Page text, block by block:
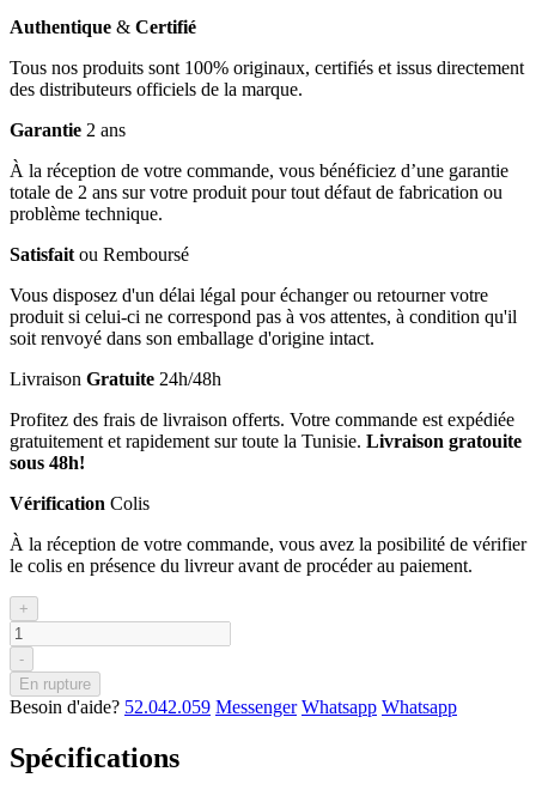
Authentique & Certifié
Tous nos produits sont 100% originaux, certifiés et issus directement
des distributeurs officiels de la marque.
Garantie 2 ans
À la réception de votre commande, vous bénéficiez d’une garantie
totale de 2 ans sur votre produit pour tout défaut de fabrication ou
problème technique.
Satisfait ou Remboursé
Vous disposez d'un délai légal pour échanger ou retourner votre
produit si celui-ci ne correspond pas à vos attentes, à condition qu'il
soit renvoyé dans son emballage d'origine intact.
Livraison Gratuite 24h/48h
Profitez des frais de livraison offerts. Votre commande est expédiée
gratuitement et rapidement sur toute la Tunisie. Livraison gratouite
sous 48h!
Vérification Colis
À la réception de votre commande, vous avez la posibilité de vérifier
le colis en présence du livreur avant de procéder au paiement.
+
-
En rupture
Besoin d'aide? 52.042.059 Messenger Whatsapp Whatsapp
Spécifications